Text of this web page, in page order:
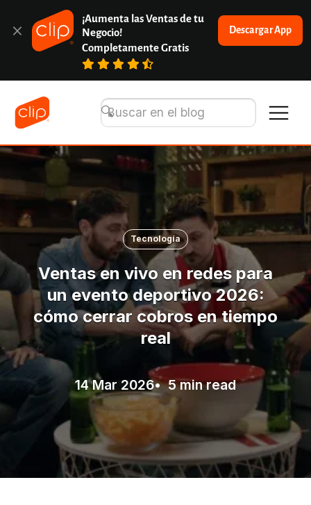
¡Aumenta las Ventas de tu
Negocio!
Completamente Gratis
Descargar App
Tecnología
Ventas en vivo en redes para
un evento deportivo 2026:
cómo cerrar cobros en tiempo
real
14 Mar 2026• 5 min read